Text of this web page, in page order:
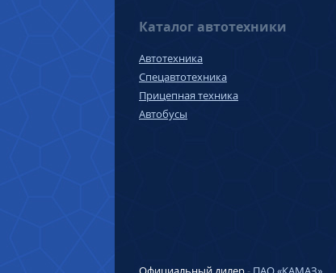
Каталог автотехники
Автотехника
Спецавтотехника
Прицепная техника
Автобусы